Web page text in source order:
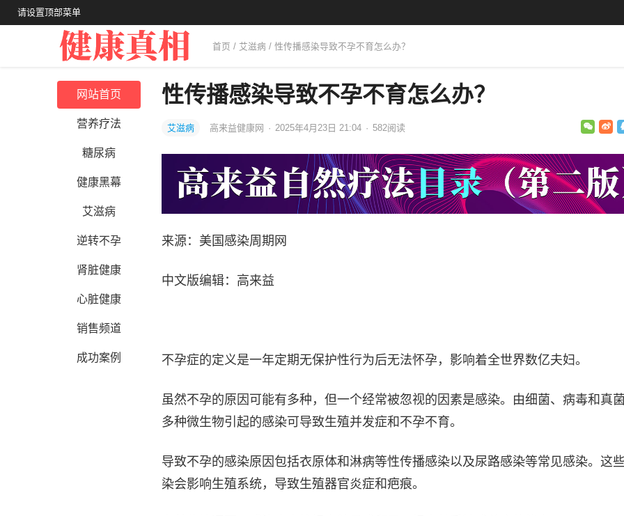
请设置顶部菜单
首页 / 艾滋病 / 性传播感染导致不孕不育怎么办？
网站首页
营养疗法
糖尿病
健康黑幕
艾滋病
逆转不孕
肾脏健康
心脏健康
销售频道
成功案例
性传播感染导致不孕不育怎么办？
艾滋病 高来益健康网 · 2025年4月23日 21:04 · 582阅读
来源：美国感染周期网
中文版编辑：高来益
不孕症的定义是一年定期无保护性行为后无法怀孕，影响着全世界数亿夫妇。
虽然不孕的原因可能有多种，但一个经常被忽视的因素是感染。由细菌、病毒和真
多种微生物引起的感染可导致生殖并发症和不孕不育。
导致不孕的感染原因包括衣原体和淋病等性传播感染以及尿路感染等常见感染。这
染会影响生殖系统，导致生殖器官炎症和疤痕。